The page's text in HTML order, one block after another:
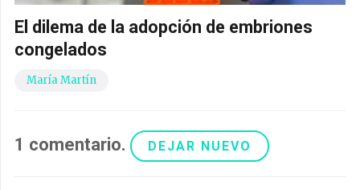
El dilema de la adopción de embriones
congelados
María Martín
1 comentario. DEJAR NUEVO